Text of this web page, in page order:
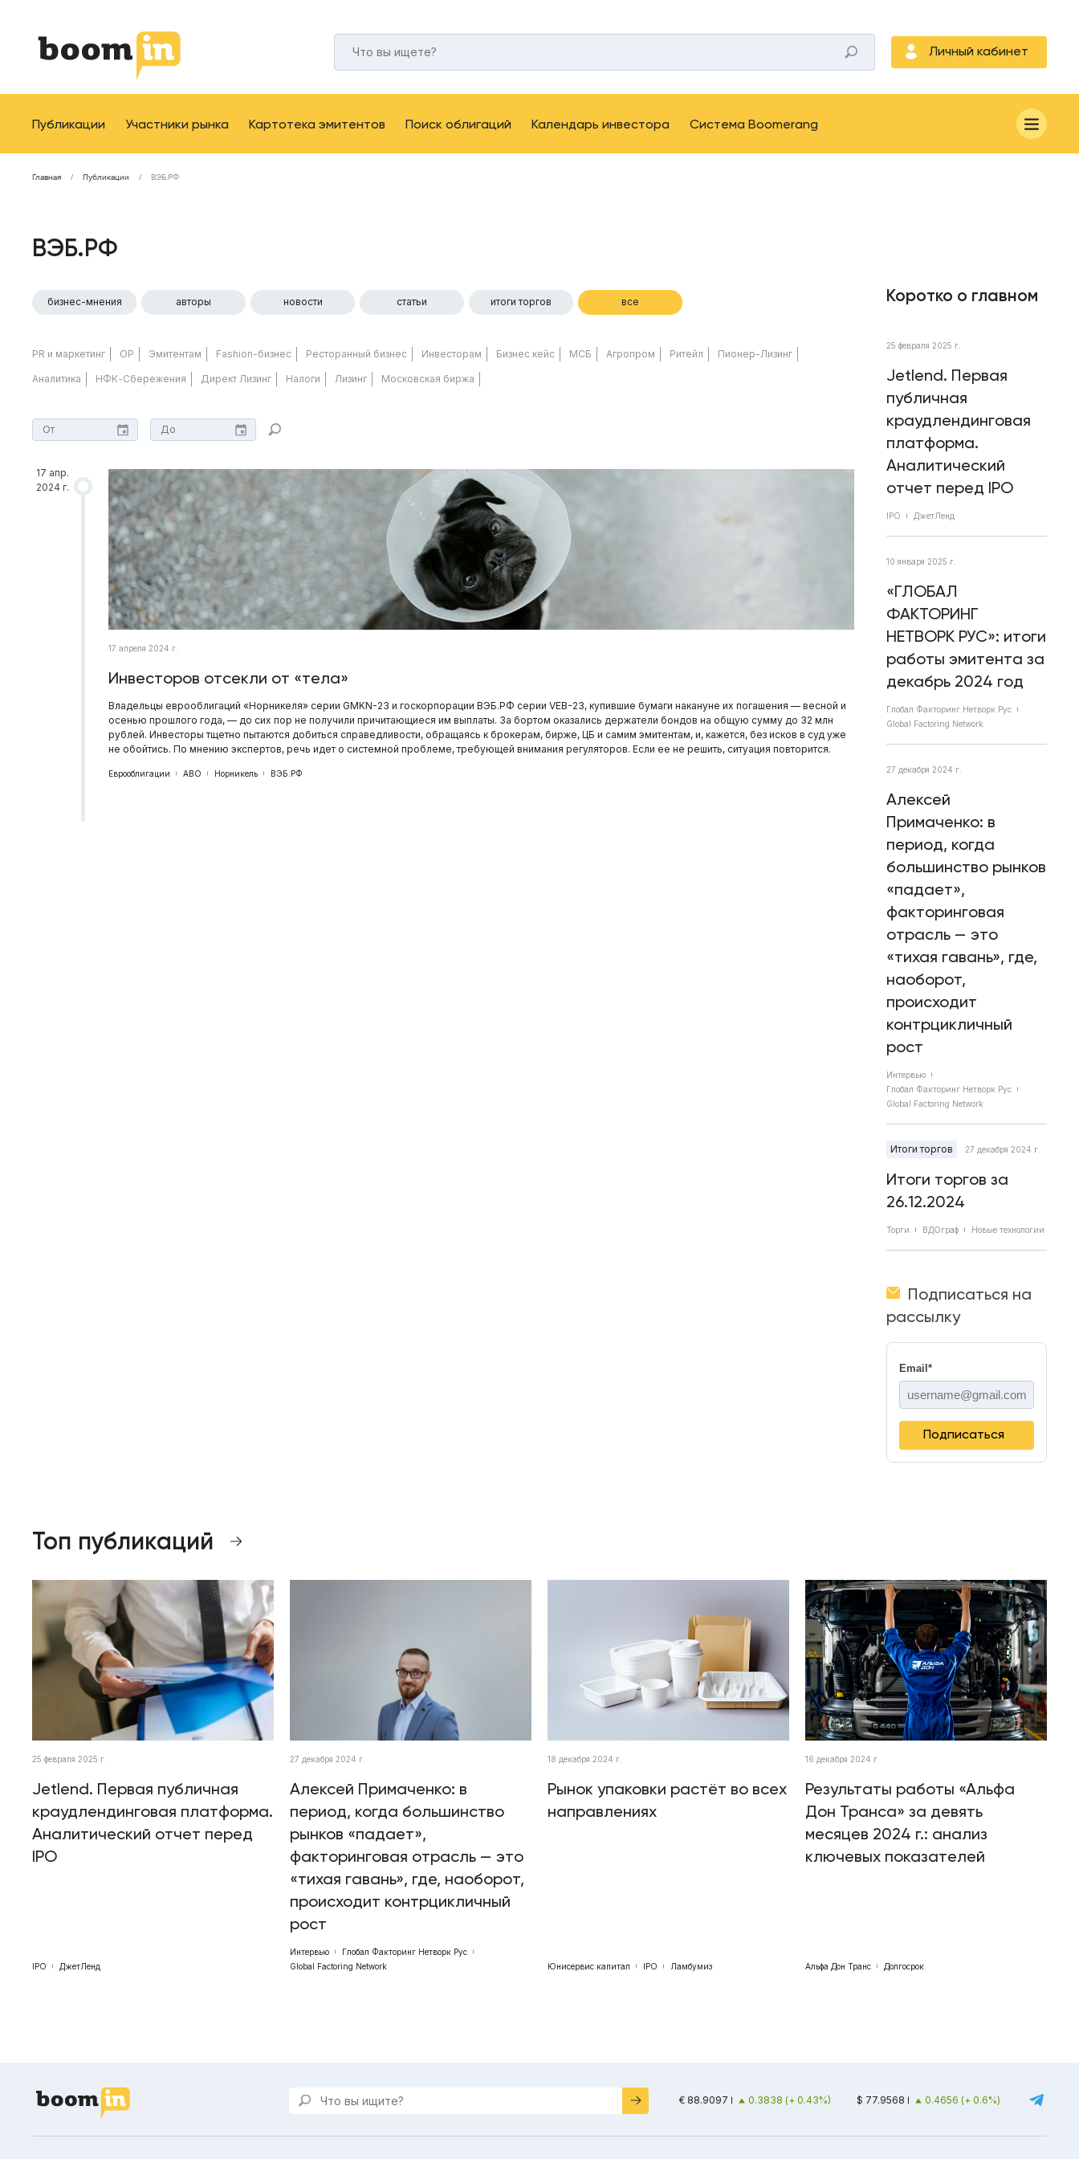
Личный кабинет
Публикации Участники рынка Картотека эмитентов Поиск облигаций Календарь инвестора Система Boomerang
Главная Публикации ВЭБ.РФ
ВЭБ.РФ
бизнес-мнения авторы новости статьи итоги торгов все
PR и маркетинг ОР Эмитентам Fashion-бизнес Ресторанный бизнес Инвесторам Бизнес кейс МСБ Агропром Ритейл Пионер-Лизинг
Аналитика НФК-Сбережения Директ Лизинг Налоги Лизинг Московская биржа
17 апр.
2024 г.
17 апреля 2024 г.
Инвесторов отсекли от «тела»
Владельцы еврооблигаций «Норникеля» серии GMKN-23 и госкорпорации ВЭБ.РФ серии VEB-23, купившие бумаги накануне их погашения — весной и
осенью прошлого года, — до сих пор не получили причитающиеся им выплаты. За бортом оказались держатели бондов на общую сумму до 32 млн
рублей. Инвесторы тщетно пытаются добиться справедливости, обращаясь к брокерам, бирже, ЦБ и самим эмитентам, и, кажется, без исков в суд уже
не обойтись. По мнению экспертов, речь идет о системной проблеме, требующей внимания регуляторов. Если ее не решить, ситуация повторится.
Еврооблигации АВО Норникель ВЭБ.РФ
Коротко о главном
25 февраля 2025 г.
Jetlend. Первая
публичная
краудлендинговая
платформа.
Аналитический
отчет перед IPO
IPO ДжетЛенд
10 января 2025 г.
«ГЛОБАЛ
ФАКТОРИНГ
НЕТВОРК РУС»: итоги
работы эмитента за
декабрь 2024 год
Глобал Факторинг Нетворк Рус
Global Factoring Network
27 декабря 2024 г.
Алексей
Примаченко: в
период, когда
большинство рынков
«падает»,
факторинговая
отрасль — это
«тихая гавань», где,
наоборот,
происходит
контрцикличный
рост
Интервью
Глобал Факторинг Нетворк Рус
Global Factoring Network
Итоги торгов 27 декабря 2024 г.
Итоги торгов за
26.12.2024
Торги ВДОграф Новые технологии
Подписаться на
рассылку
Email *
Подписаться
Топ публикаций
25 февраля 2025 г.
Jetlend. Первая публичная
краудлендинговая платформа.
Аналитический отчет перед
IPO
IPO ДжетЛенд
27 декабря 2024 г.
Алексей Примаченко: в
период, когда большинство
рынков «падает»,
факторинговая отрасль — это
«тихая гавань», где, наоборот,
происходит контрцикличный
рост
Интервью
Глобал Факторинг Нетворк Рус
Global Factoring Network
18 декабря 2024 г.
Рынок упаковки растёт во всех
направлениях
Юнисервис капитал IPO Ламбумиз
16 декабря 2024 г.
Результаты работы «Альфа
Дон Транса» за девять
месяцев 2024 г.: анализ
ключевых показателей
Альфа Дон Транс Долгосрок
€ 88.9097 0.3838 (+ 0.43%) $ 77.9568 0.4656 (+ 0.6%)